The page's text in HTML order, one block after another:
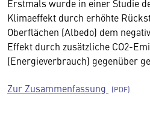
Erstmals wurde in einer Studie
Klimaeffekt durch erhöhte
Oberflächen (Albedo) dem
Effekt durch zusätzliche CO2-
(Energieverbrauch) gegenüber
Zur Zusammenfassung